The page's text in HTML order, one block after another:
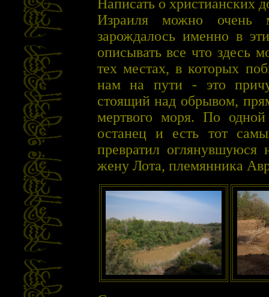
Написать о христианских
Израиля можно очень
зарождалось именно в
описывать все что здесь
тех местах, в которых
нам на пути - это
стоящий над обрывом,
мертвого моря. По
останец и есть тот
превратил
жену Лота, племянника